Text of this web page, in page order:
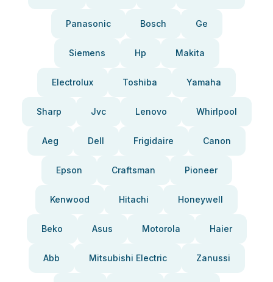
Panasonic Bosch Ge
Siemens Hp Makita
Electrolux Toshiba Yamaha
Sharp Jvc Lenovo Whirlpool
Aeg Dell Frigidaire Canon
Epson Craftsman Pioneer
Kenwood Hitachi Honeywell
Beko Asus Motorola Haier
Abb Mitsubishi Electric Zanussi